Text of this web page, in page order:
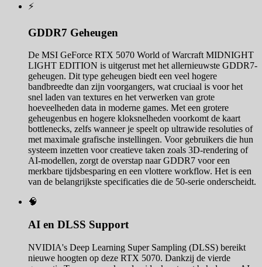
⚡
GDDR7 Geheugen
De MSI GeForce RTX 5070 World of Warcraft MIDNIGHT
LIGHT EDITION is uitgerust met het allernieuwste GDDR7-
geheugen. Dit type geheugen biedt een veel hogere
bandbreedte dan zijn voorgangers, wat cruciaal is voor het
snel laden van textures en het verwerken van grote
hoeveelheden data in moderne games. Met een grotere
geheugenbus en hogere kloksnelheden voorkomt de kaart
bottlenecks, zelfs wanneer je speelt op ultrawide resoluties of
met maximale grafische instellingen. Voor gebruikers die hun
systeem inzetten voor creatieve taken zoals 3D-rendering of
AI-modellen, zorgt de overstap naar GDDR7 voor een
merkbare tijdsbesparing en een vlottere workflow. Het is een
van de belangrijkste specificaties die de 50-serie onderscheidt.
🧠
AI en DLSS Support
NVIDIA's Deep Learning Super Sampling (DLSS) bereikt
nieuwe hoogten op deze RTX 5070. Dankzij de vierde